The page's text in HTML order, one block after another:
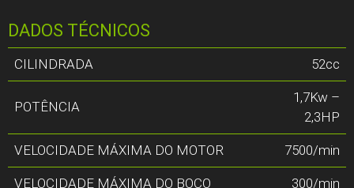
DADOS TÉCNICOS
CILINDRADA 52cc
POTÊNCIA
1,7Kw –
2,3HP
VELOCIDADE MÁXIMA DO MOTOR 7500/min
VELOCIDADE MÁXIMA DO BOCO 300/min